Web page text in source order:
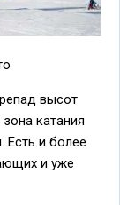
высот
катания
и более
и уже